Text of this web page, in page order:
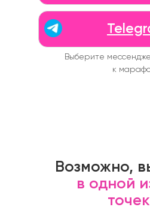
Выберите
к
Возможно,
в одной